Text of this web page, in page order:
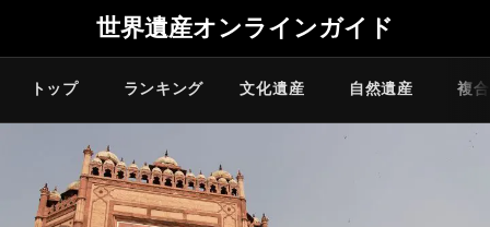
世界遺産オンラインガイド
トップ ランキング 文化遺産 自然遺産 複